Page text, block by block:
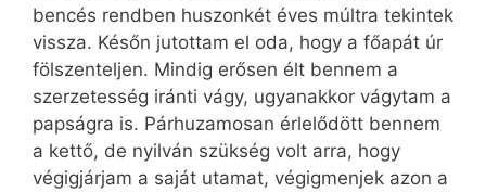
bencés rendben huszonkét éves múltra tekintek
vissza. Későn jutottam el oda, hogy a főapát úr
fölszenteljen. Mindig erősen élt bennem a
szerzetesség iránti vágy, ugyanakkor vágytam a
papságra is. Párhuzamosan érlelődött bennem
a kettő, de nyilván szükség volt arra, hogy
végigjárjam a saját utamat, végigmenjek azon a